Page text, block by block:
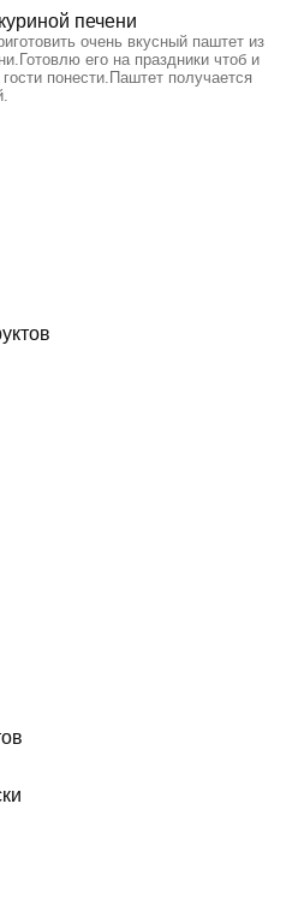
печени
очень вкусный паштет из
его на праздники чтоб и
понести.Паштет получается